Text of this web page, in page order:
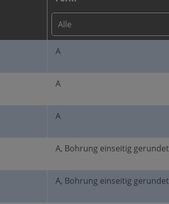
A
A
A
A, Bohrung einseitig gerundet
A, Bohrung einseitig gerundet